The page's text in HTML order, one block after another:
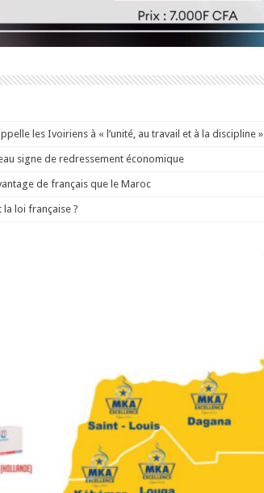
les Ivoiriens à « l’unité, au travail et à la discipline »
signe de redressement économique
de français que le Maroc
la loi française ?